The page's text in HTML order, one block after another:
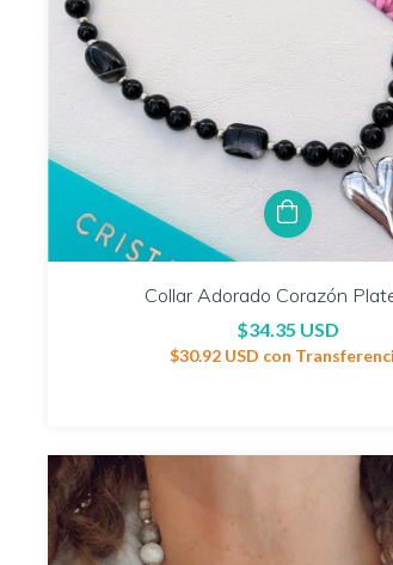
Collar Adorado Corazón
$34.35 USD
$30.92 USD con